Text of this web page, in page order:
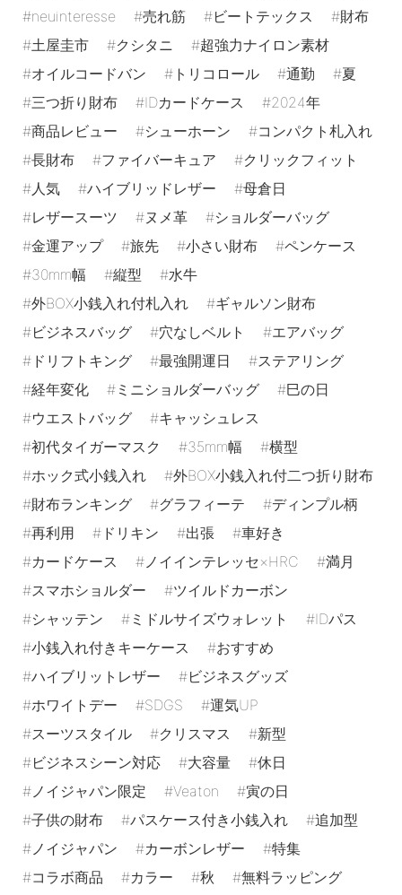
neuinteresse
売れ筋 ビートテックス
財布
土屋圭市
クシタニ
超強力ナイロン素材
オイルコードバン
トリコロール 通勤
夏
三つ折り財布
IDカードケース
2024年
商品レビュー
シューホーン
コンパクト札入れ
長財布
ファイバーキュア
クリックフィット
人気
ハイブリッドレザー
母倉日
レザースーツ
ヌメ革
ショルダーバッグ
金運アップ
旅先 小さい財布
ペンケース
30mm幅
縦型
水牛
外BOX小銭入れ付札入れ
ギャルソン財布
ビジネスバッグ
穴なしベルト
エアバッグ
ドリフトキング
最強開運日
ステアリング
経年変化
ミニショルダーバッグ
巳の日
ウエストバッグ
キャッシュレス
初代タイガーマスク
35mm幅
横型
ホック式小銭入れ
外BOX小銭入れ付二つ折り財布
財布ランキング
グラフィーテ
ディンプル柄
再利用
ドリキン 出張
車好き
カードケース
ノイインテレッセ×HRC
満月
スマホショルダー
ツイルドカーボン
シャッテン
ミドルサイズウォレット
IDパス
小銭入れ付きキーケース
おすすめ
ハイブリットレザー
ビジネスグッズ
ホワイトデー
SDGS
運気UP
スーツスタイル
クリスマス
新型
ビジネスシーン対応
大容量
休日
ノイジャパン限定
Veaton
寅の日
子供の財布
パスケース付き小銭入れ
追加型
ノイジャパン
カーボンレザー
特集
コラボ商品
カラー 秋
無料ラッピング